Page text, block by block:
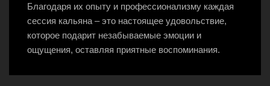
Благодаря их опыту и профессионализму каждая
сессия кальяна – это настоящее удовольствие,
которое подарит незабываемые эмоции и
ощущения, оставляя приятные воспоминания.